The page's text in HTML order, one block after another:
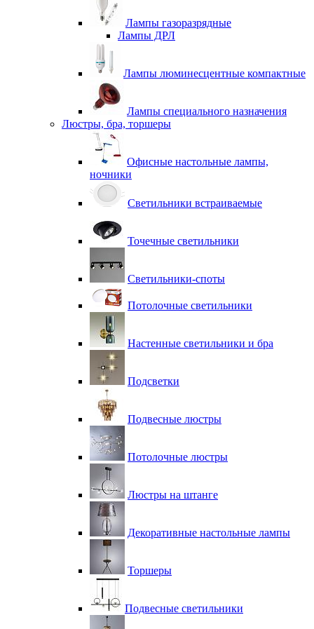
Лампы газоразрядные
Лампы ДРЛ
Лампы люминесцентные компактные
Лампы специального назначения
Люстры, бра, торшеры
Офисные настольные лампы,
ночники
Светильники встраиваемые
Точечные светильники
Светильники-споты
Потолочные светильники
Настенные светильники и бра
Подсветки
Подвесные люстры
Потолочные люстры
Люстры на штанге
Декоративные настольные лампы
Торшеры
Подвесные светильники